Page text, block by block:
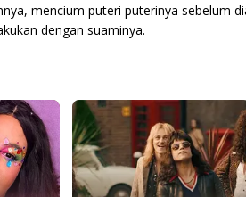
mencium puteri puterinya sebelum
dengan suaminya.